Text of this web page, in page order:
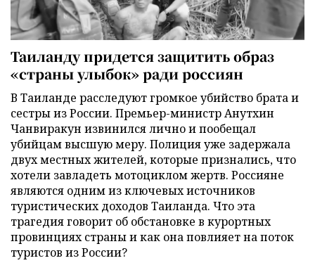
Таиланду придется защитить образ
«страны улыбок» ради россиян
В Таиланде расследуют громкое убийство брата и
сестры из России. Премьер-министр Анутхин
Чанвиракун извинился лично и пообещал
убийцам высшую меру. Полиция уже задержала
двух местных жителей, которые признались, что
хотели завладеть мотоциклом жертв. Россияне
являются одним из ключевых источников
туристических доходов Таиланда. Что эта
трагедия говорит об обстановке в курортных
провинциях страны и как она повлияет на поток
туристов из России?